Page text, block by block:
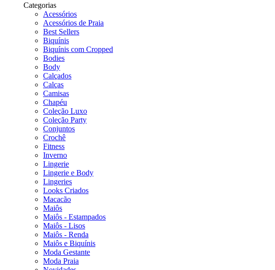
Categorias
Acessórios
Acessórios de Praia
Best Sellers
Biquínis
Biquínis com Cropped
Bodies
Body
Calçados
Calças
Camisas
Chapéu
Coleção Luxo
Coleção Party
Conjuntos
Crochê
Fitness
Inverno
Lingerie
Lingerie e Body
Lingeries
Looks Criados
Macacão
Maiôs
Maiôs - Estampados
Maiôs - Lisos
Maiôs - Renda
Maiôs e Biquínis
Moda Gestante
Moda Praia